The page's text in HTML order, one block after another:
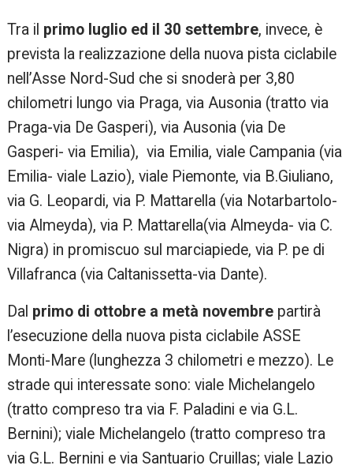
Tra il primo luglio ed il 30 settembre, invece, è
prevista la realizzazione della nuova pista ciclabile
nell’Asse Nord-Sud che si snoderà per 3,80
chilometri lungo via Praga, via Ausonia (tratto via
Praga-via De Gasperi), via Ausonia (via De
Gasperi- via Emilia), via Emilia, viale Campania (via
Emilia- viale Lazio), viale Piemonte, via B.Giuliano,
via G. Leopardi, via P. Mattarella (via Notarbartolo-
via Almeyda), via P. Mattarella(via Almeyda- via C.
Nigra) in promiscuo sul marciapiede, via P. pe di
Villafranca (via Caltanissetta-via Dante).
Dal primo di ottobre a metà novembre partirà
l’esecuzione della nuova pista ciclabile ASSE
Monti-Mare (lunghezza 3 chilometri e mezzo). Le
strade qui interessate sono: viale Michelangelo
(tratto compreso tra via F. Paladini e via G.L.
Bernini); viale Michelangelo (tratto compreso tra
via G.L. Bernini e via Santuario Cruillas; viale Lazio